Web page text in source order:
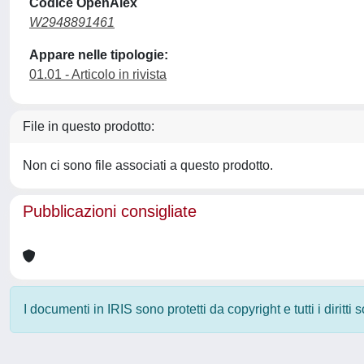
Codice OpenAlex
W2948891461
Appare nelle tipologie:
01.01 - Articolo in rivista
File in questo prodotto:
Non ci sono file associati a questo prodotto.
Pubblicazioni consigliate
I documenti in IRIS sono protetti da copyright e tutti i diritti